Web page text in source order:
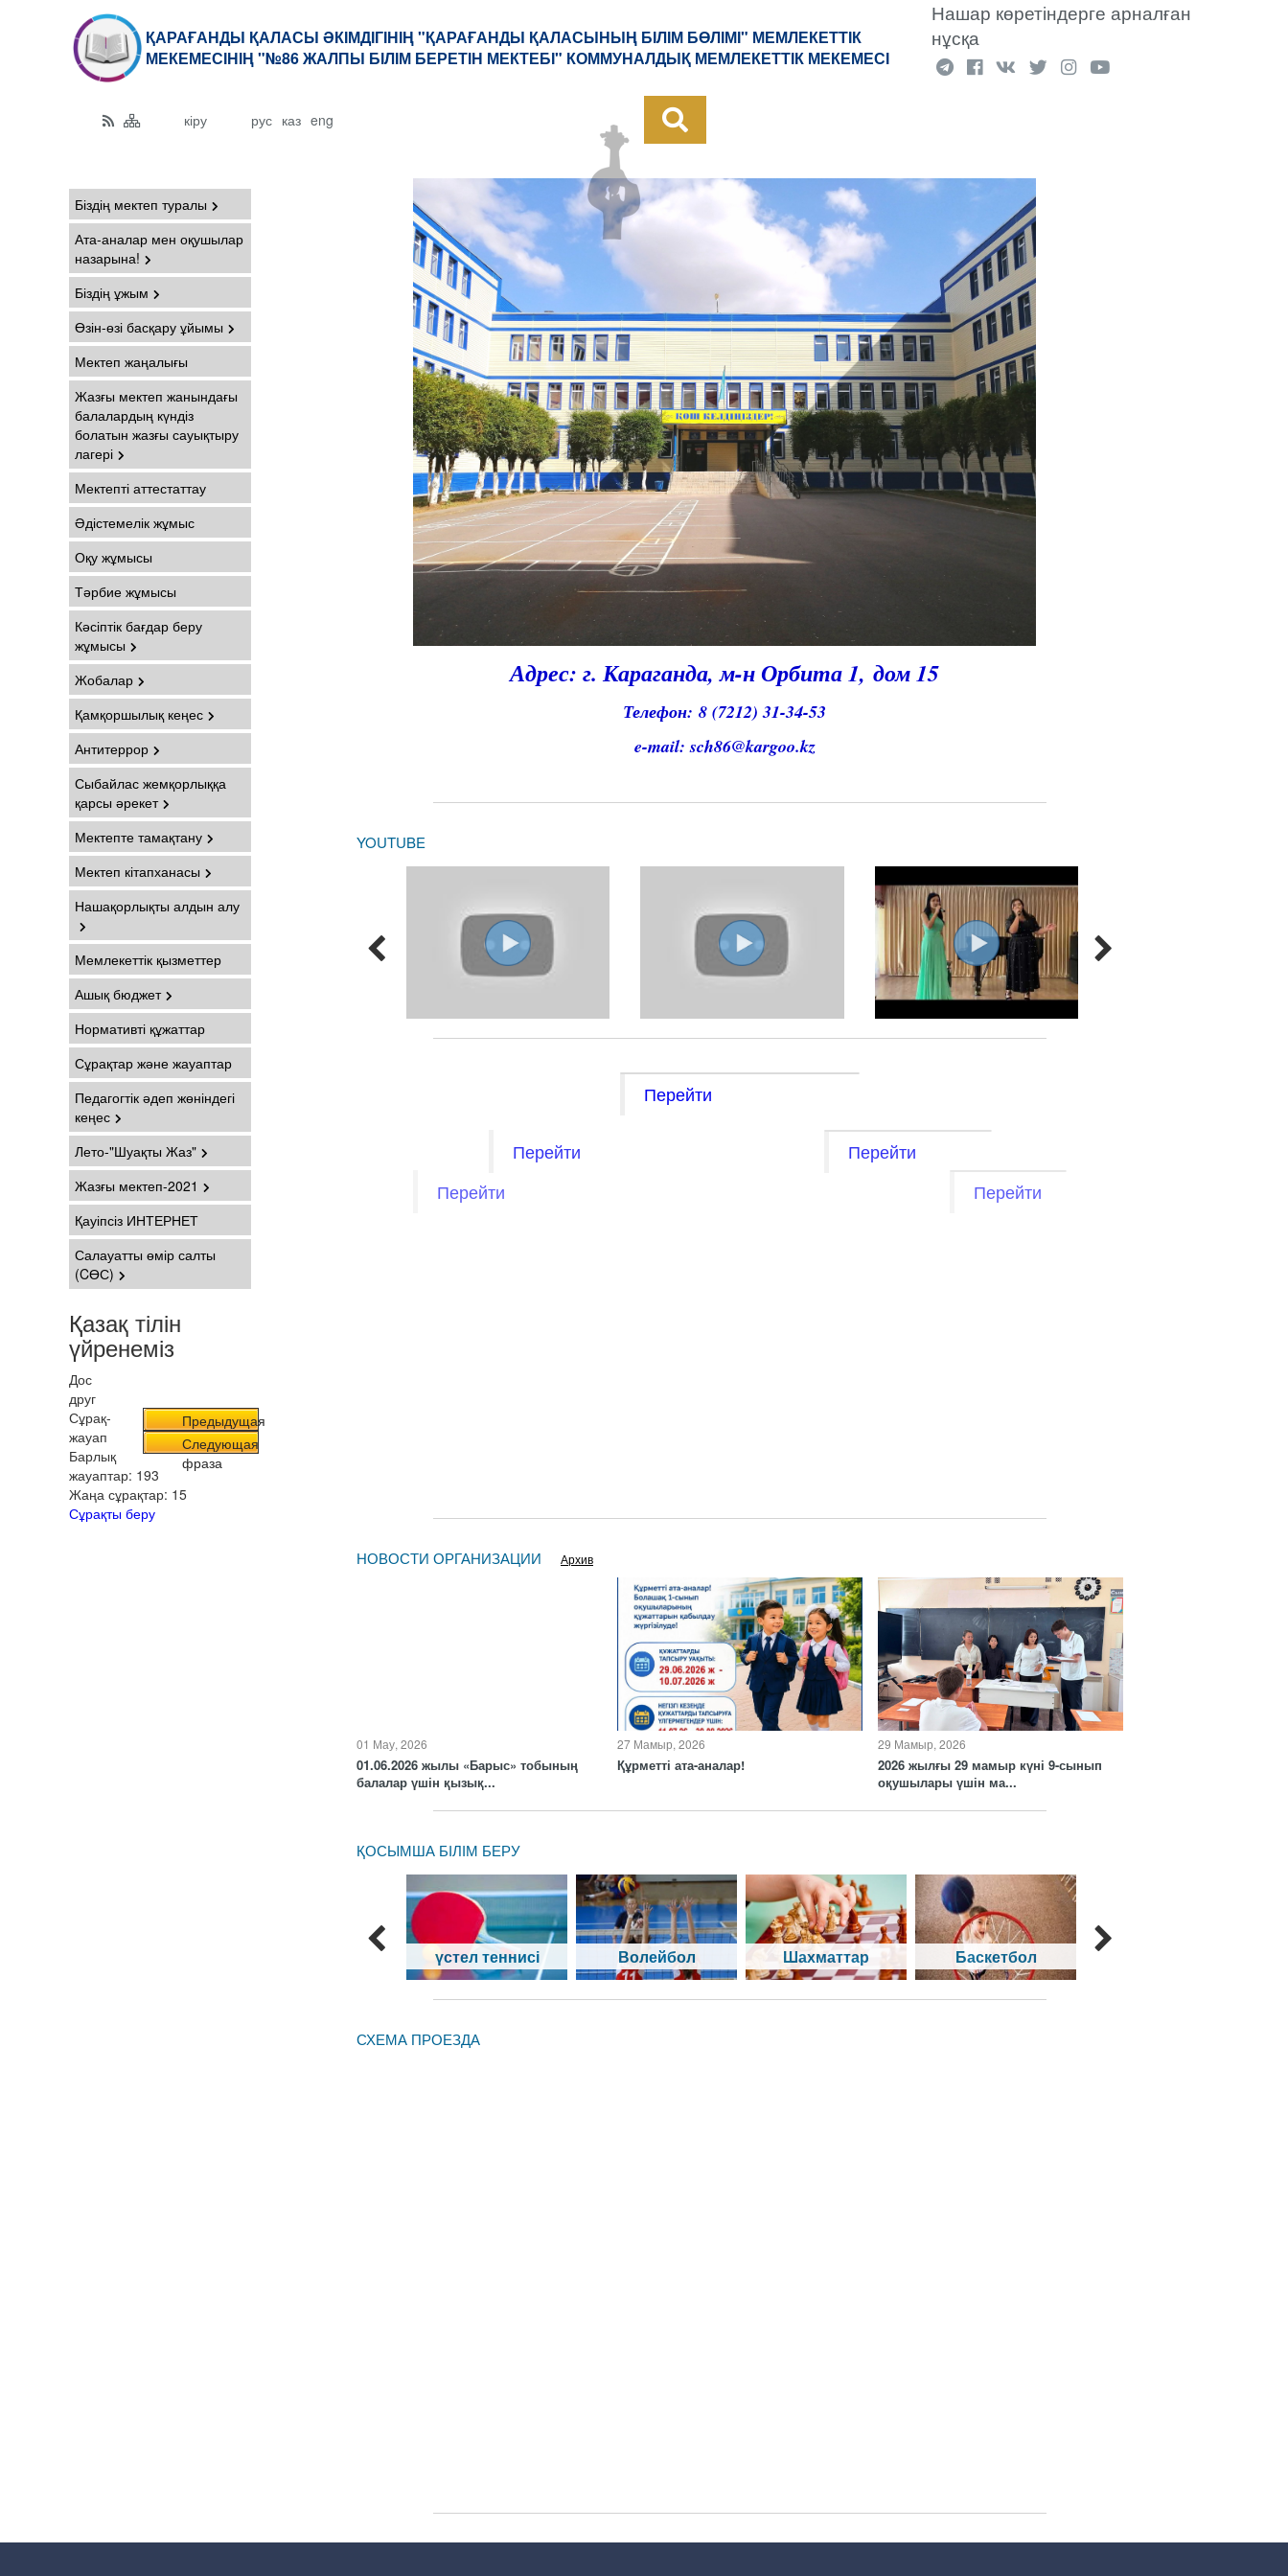
ҚАРАҒАНДЫ ҚАЛАСЫ ӘКІМДІГІНІҢ "ҚАРАҒАНДЫ ҚАЛАСЫНЫҢ БІЛІМ БӨЛІМІ" МЕМЛЕКЕТТІК
МЕКЕМЕСІНІҢ "№86 ЖАЛПЫ БІЛІМ БЕРЕТІН МЕКТЕБІ" КОММУНАЛДЫҚ МЕМЛЕКЕТТІК МЕКЕМЕСІ
Нашар көретіндерге арналған
нұсқа
кіру рус каз eng
Біздің мектеп туралы
Ата-аналар мен оқушылар
назарына!
Біздің ұжым
Өзін-өзі басқару ұйымы
Мектеп жаңалығы
Жазғы мектеп жанындағы
балалардың күндіз
болатын жазғы сауықтыру
лагері
Мектепті аттестаттау
Әдістемелік жұмыс
Оқу жұмысы
Тәрбие жұмысы
Кәсіптік бағдар беру
жұмысы
Жобалар
Қамқоршылық кеңес
Антитеррор
Сыбайлас жемқорлыққа
қарсы әрекет
Мектепте тамақтану
Мектеп кітапханасы
Нашақорлықты алдын алу
Мемлекеттік қызметтер
Ашық бюджет
Нормативті құжаттар
Сұрақтар және жауаптар
Педагогтік әдеп жөніндегі
кеңес
Лето-"Шуақты Жаз"
Жазғы мектеп-2021
Қауіпсіз ИНТЕРНЕТ
Салауатты өмір салты
(CӨС)
Қазақ тілін
үйренеміз
Дос
друг
Предыдущая
фраза
Следующая
фраза
Сұрақ-
жауап
Барлық
жауаптар: 193
Жаңа сұрақтар: 15
Сұрақты беру
Адрес: г. Караганда, м-н Орбита 1, дом 15
Телефон: 8 (7212) 31-34-53
e-mail: sch86@kargoo.kz
YOUTUBE
Перейти
Перейти
Перейти
Перейти
Перейти
НОВОСТИ ОРГАНИЗАЦИИ Архив
01 Мау, 2026
01.06.2026 жылы «Барыс» тобының
балалар үшін қызық...
27 Мамыр, 2026
Құрметті ата-аналар!
29 Мамыр, 2026
2026 жылғы 29 мамыр күні 9-сынып
оқушылары үшін ма...
ҚОСЫМША БІЛІМ БЕРУ
үстел теннисі Волейбол Шахматтар Баскетбол
СХЕМА ПРОЕЗДА